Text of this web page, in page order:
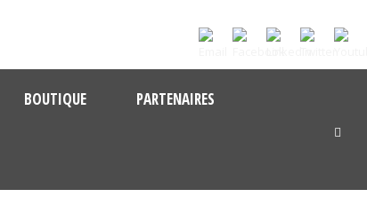
BOUTIQUE PARTENAIRES